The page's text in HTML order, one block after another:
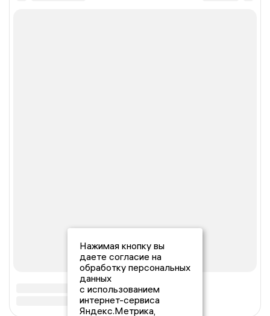
Нажимая кнопку вы
даете согласие на
обработку персональных
данных
с использованием
интернет-сервиса
Яндекс.Метрика,